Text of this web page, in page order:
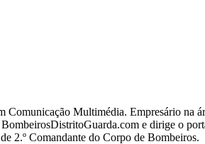
Comunicação Multimédia. Empresário na
e dirige o
2.º Comandante do Corpo de Bombeiros.